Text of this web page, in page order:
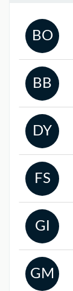
BO
BB
DY
FS
GI
GM